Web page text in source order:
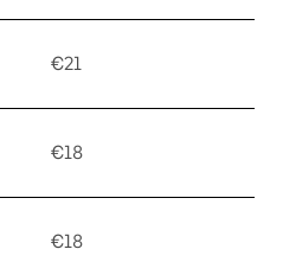
€21
€18
€18